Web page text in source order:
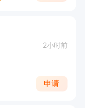
2小时前
申请